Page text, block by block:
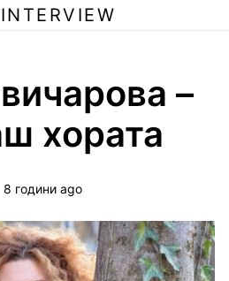
–
хората
8 години ago